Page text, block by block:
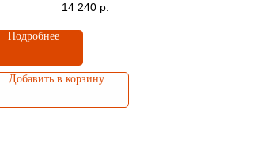
14 240 р.
Подробнее
Добавить в корзину